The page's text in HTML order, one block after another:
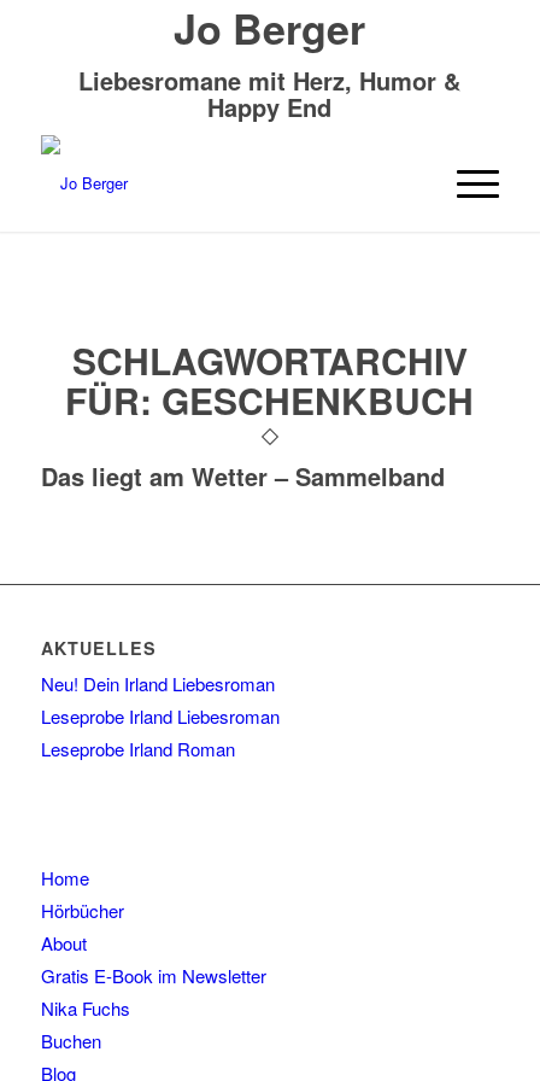
Jo Berger
Liebesromane mit Herz, Humor &
Happy End
SCHLAGWORTARCHIV
FÜR: GESCHENKBUCH
Das liegt am Wetter – Sammelband
AKTUELLES
Neu! Dein Irland Liebesroman
Leseprobe Irland Liebesroman
Leseprobe Irland Roman
Home
Hörbücher
About
Gratis E-Book im Newsletter
Nika Fuchs
Buchen
Blog